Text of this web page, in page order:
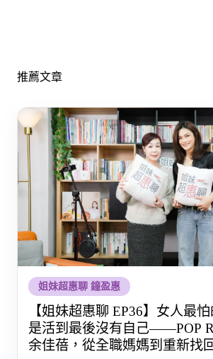
推薦文章
姐妹超惠聊 鐘盈惠
【姐妹超惠聊 EP36】女人最
是活到最後沒有自己——POP
余佳蓓，從全職媽媽到重新找